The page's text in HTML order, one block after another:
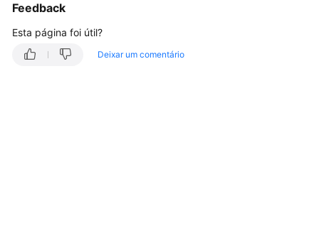
Perguntas
frequentes
Perguntas
Feedback
Esta página foi útil?
Deixar um comentário